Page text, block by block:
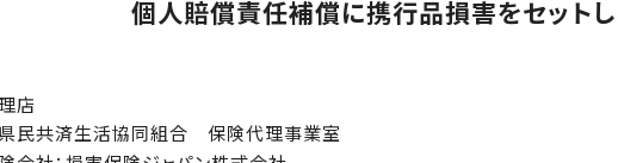
個人賠償責任補償に携行品損害をセットし
店
民共済生活協同組合 保険代理事業室